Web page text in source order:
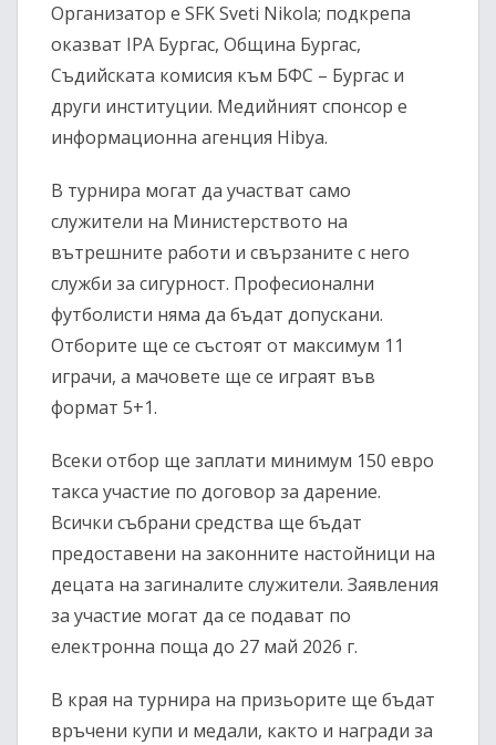
Организатор е SFK Sveti Nikola; подкрепа
оказват IPA Бургас, Община Бургас,
Съдийската комисия към БФС – Бургас и
други институции. Медийният спонсор е
информационна агенция Hibya.
В турнира могат да участват само
служители на Министерството на
вътрешните работи и свързаните с него
служби за сигурност. Професионални
футболисти няма да бъдат допускани.
Отборите ще се състоят от максимум 11
играчи, а мачовете ще се играят във
формат 5+1.
Всеки отбор ще заплати минимум 150 евро
такса участие по договор за дарение.
Всички събрани средства ще бъдат
предоставени на законните настойници на
децата на загиналите служители. Заявления
за участие могат да се подават по
електронна поща до 27 май 2026 г.
В края на турнира на призьорите ще бъдат
връчени купи и медали, както и награди за